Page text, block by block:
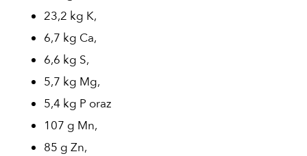
23,2 kg K,
6,7 kg Ca,
6,6 kg S,
5,7 kg Mg,
5,4 kg P oraz
107 g Mn,
85 g Zn,